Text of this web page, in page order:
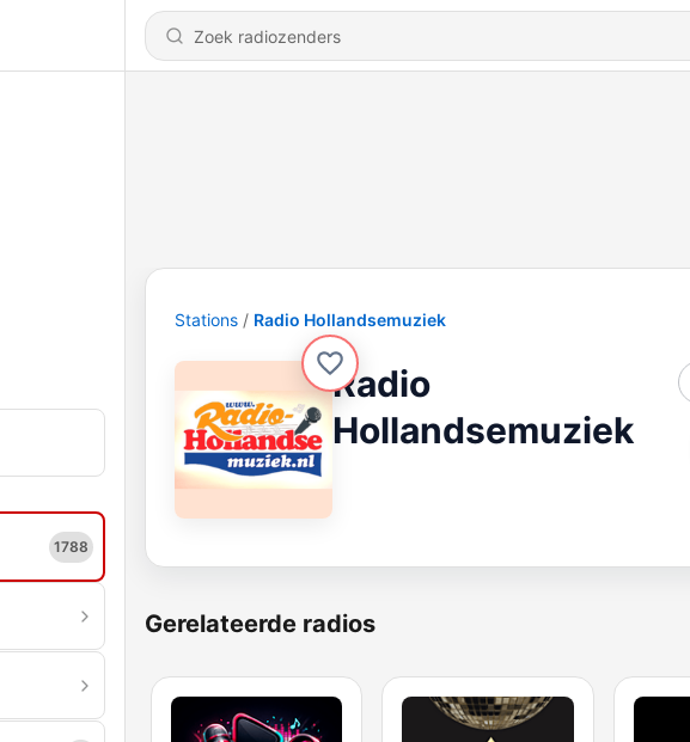
1788
Stations Radio Hollandsemuziek
Radio
Hollandsemuziek
Gerelateerde radios